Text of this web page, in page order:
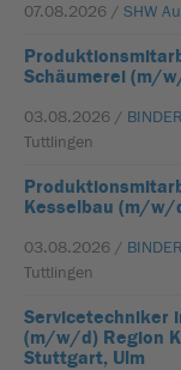
07.08.2026 / SHW
Schäumerei (m/
03.08.2026 /
Tuttlingen
Kesselbau (m/w/
03.08.2026 /
Tuttlingen
Servicetechniker
(m/w/d) Region
Stuttgart, Ulm